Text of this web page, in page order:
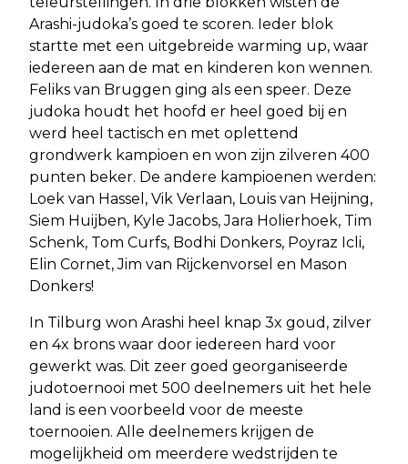
Arashi-judoka’s goed te scoren. Ieder blok
startte met een uitgebreide warming up, waar
iedereen aan de mat en kinderen kon wennen.
Feliks van Bruggen ging als een speer. Deze
judoka houdt het hoofd er heel goed bij en
werd heel tactisch en met oplettend
grondwerk kampioen en won zijn zilveren 400
punten beker. De andere kampioenen werden:
Loek van Hassel, Vik Verlaan, Louis van Heijning,
Siem Huijben, Kyle Jacobs, Jara Holierhoek, Tim
Schenk, Tom Curfs, Bodhi Donkers, Poyraz Icli,
Elin Cornet, Jim van Rijckenvorsel en Mason
Donkers!
In Tilburg won Arashi heel knap 3x goud, zilver
en 4x brons waar door iedereen hard voor
gewerkt was. Dit zeer goed georganiseerde
judotoernooi met 500 deelnemers uit het hele
land is een voorbeeld voor de meeste
toernooien. Alle deelnemers krijgen de
mogelijkheid om meerdere wedstrijden te